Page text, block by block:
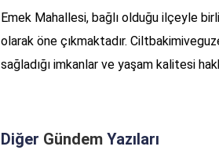
Emek Mahallesi, bağlı olduğu ilçeyle
olarak öne çıkmaktadır.
sağladığı imkanlar ve yaşam kalitesi
Diğer Gündem Yazıları